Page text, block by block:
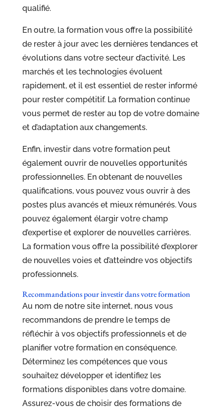
qualifié.
En outre, la formation vous offre la possibilité
de rester à jour avec les dernières tendances et
évolutions dans votre secteur d’activité. Les
marchés et les technologies évoluent
rapidement, et il est essentiel de rester informé
pour rester compétitif. La formation continue
vous permet de rester au top de votre domaine
et d’adaptation aux changements.
Enfin, investir dans votre formation peut
également ouvrir de nouvelles opportunités
professionnelles. En obtenant de nouvelles
qualifications, vous pouvez vous ouvrir à des
postes plus avancés et mieux rémunérés. Vous
pouvez également élargir votre champ
d’expertise et explorer de nouvelles carrières.
La formation vous offre la possibilité d’explorer
de nouvelles voies et d’atteindre vos objectifs
professionnels.
Recommandations pour investir dans votre formation
Au nom de notre site internet, nous vous
recommandons de prendre le temps de
réfléchir à vos objectifs professionnels et de
planifier votre formation en conséquence.
Déterminez les compétences que vous
souhaitez développer et identifiez les
formations disponibles dans votre domaine.
Assurez-vous de choisir des formations de